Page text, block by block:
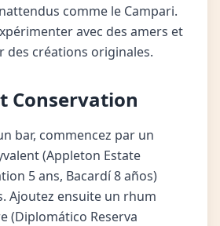
comme le Campari.
avec des amers et
des créations originales.
Conservation
bar, commencez par un
(Appleton Estate
5 ans, Bacardí 8 años)
Ajoutez ensuite un rhum
(Diplomático Reserva